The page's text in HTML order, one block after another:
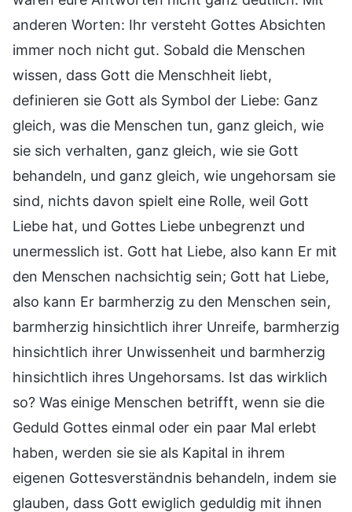
anderen Worten: Ihr versteht Gottes Absichten
immer noch nicht gut. Sobald die Menschen
wissen, dass Gott die Menschheit liebt,
definieren sie Gott als Symbol der Liebe: Ganz
gleich, was die Menschen tun, ganz gleich, wie
sie sich verhalten, ganz gleich, wie sie Gott
behandeln, und ganz gleich, wie ungehorsam sie
sind, nichts davon spielt eine Rolle, weil Gott
Liebe hat, und Gottes Liebe unbegrenzt und
unermesslich ist. Gott hat Liebe, also kann Er mit
den Menschen nachsichtig sein; Gott hat Liebe,
also kann Er barmherzig zu den Menschen sein,
barmherzig hinsichtlich ihrer Unreife, barmherzig
hinsichtlich ihrer Unwissenheit und barmherzig
hinsichtlich ihres Ungehorsams. Ist das wirklich
so? Was einige Menschen betrifft, wenn sie die
Geduld Gottes einmal oder ein paar Mal erlebt
haben, werden sie sie als Kapital in ihrem
eigenen Gottesverständnis behandeln, indem sie
glauben, dass Gott ewiglich geduldig mit ihnen